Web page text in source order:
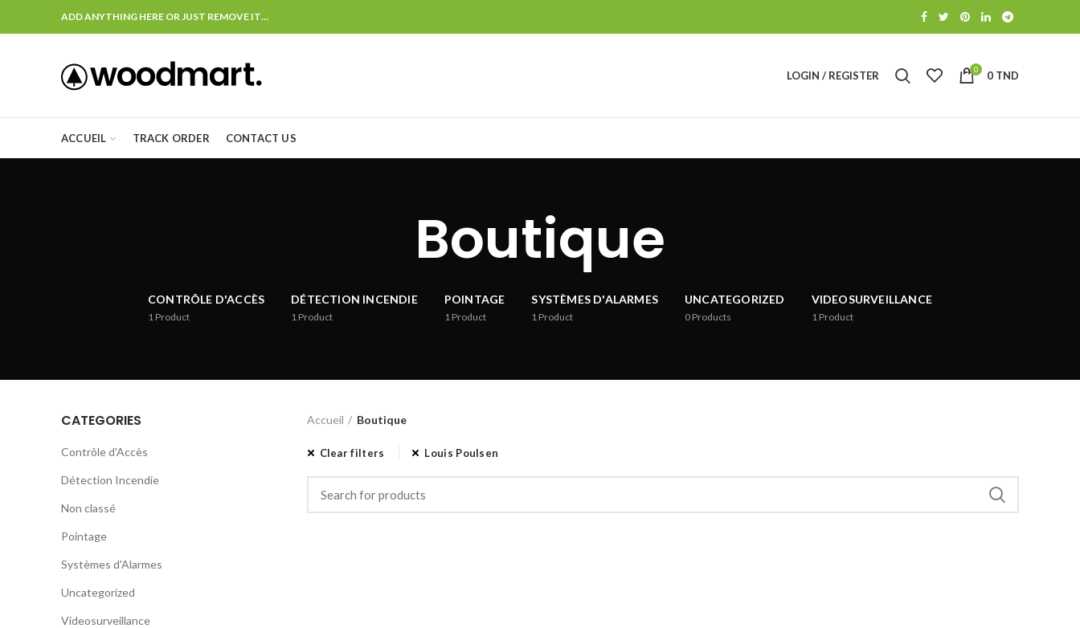
ADD ANYTHING HERE OR JUST REMOVE IT…
LOGIN / REGISTER 0 0 TND
ACCUEIL TRACK ORDER CONTACT US
Boutique
CONTRÔLE D'ACCÈS
1 Product
DÉTECTION INCENDIE
1 Product
POINTAGE
1 Product
SYSTÈMES D'ALARMES
1 Product
UNCATEGORIZED
0 Products
VIDEOSURVEILLANCE
1 Product
Accueil Boutique
Clear filters Louis Poulsen
CATEGORIES
Contrôle d'Accès
Détection Incendie
Non classé
Pointage
Systèmes d'Alarmes
Uncategorized
Videosurveillance